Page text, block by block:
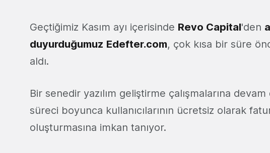
Geçtiğimiz Kasım ayı içerisinde Revo Capital'den
duyurduğumuz Edefter.com, çok kısa bir süre
aldı.
Bir senedir yazılım geliştirme çalışmalarına
süreci boyunca kullanıcılarının ücretsiz olarak
oluşturmasına imkan tanıyor.